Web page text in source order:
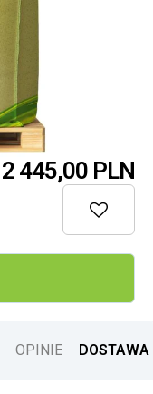
2 445,00 PLN

OPINIE DOSTAWA